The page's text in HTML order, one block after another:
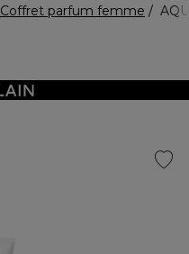
Coffret parfum femme